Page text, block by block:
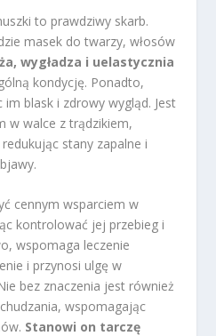
to prawdziwy skarb.
masek do twarzy, włosów
wygładza i uelastycznia
kondycję. Ponadto,
blask i zdrowy wygląd. Jest
w walce z trądzikiem,
stany zapalne i
cennym wsparciem w
kontrolować jej przebieg i
wspomaga leczenie
i przynosi ulgę w
bez znaczenia jest również
wspomagając
Stanowi on tarczę